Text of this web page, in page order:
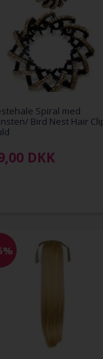
Spiral med
Bird Nest Hair
DKK